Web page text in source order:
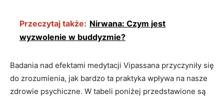
Przeczytaj także: Nirwana: Czym jest
wyzwolenie w buddyzmie?
Badania nad⁢ efektami medytacji Vipassana przyczyniły się
do zrozumienia, jak bardzo ta praktyka wpływa na nasze
zdrowie ⁤psychiczne. W tabeli poniżej przedstawione ⁢są